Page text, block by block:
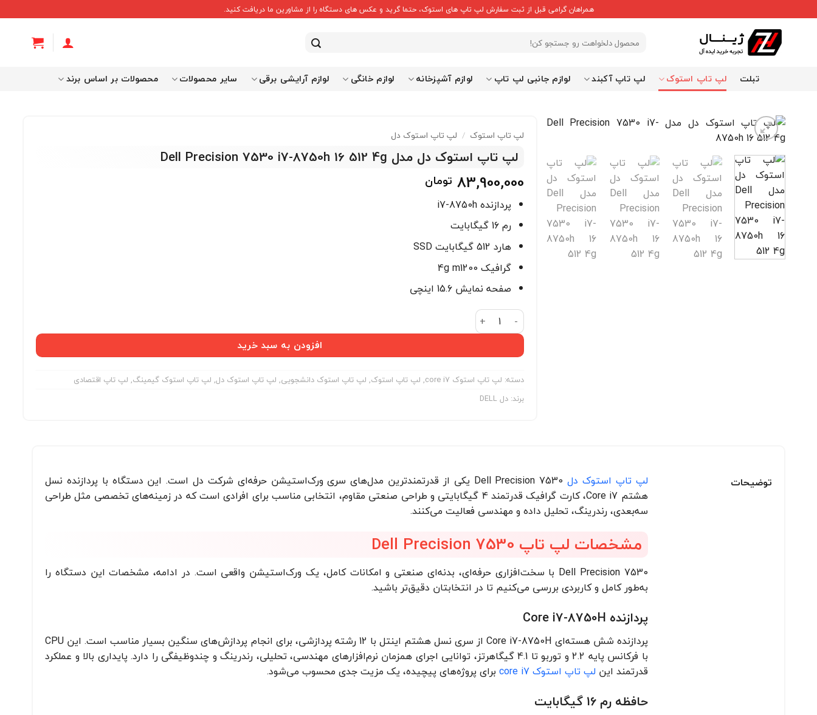
to
همراهان گرامی قبل از ثبت سفارش لپ تاپ های استوک، حتما گرید و عکس های دستگاه را از مشاورین ما دریافت کنید.
برای:
تبلت لپ تاپ استوک لپ تاپ آکبند لوازم جانبی لپ تاپ لوازم آشپزخانه لوازم خانگی لوازم آرایشی برقی سایر محصولات محصولات بر اساس برند
لپ تاپ استوک / لپ تاپ استوک دل
لپ تاپ استوک دل مدل Dell Precision 7530 i7-8750h 16 512 4g
83,900,000 تومان
پردازنده i7-8750h
رم 16 گیگابایت
هارد 512 گیگابایت SSD
گرافیک 4g m1200
صفحه نمایش 15.6 اینچی
لپ تاپ استوک دل مدل Dell Precision 7530 i7-8750h 16 512 4g عدد
افزودن به سبد خرید
دسته: لپ تاپ استوک core i7 , لپ تاپ استوک, لپ تاپ استوک دانشجویی, لپ تاپ استوک دل, لپ تاپ استوک گیمینگ, لپ تاپ اقتصادی
برند:دل DELL
توضیحات لپ تاپ استوک دل
Dell Precision 7530 یکی از قدرتمندترین مدل‌های سری ورک‌استیشن حرفه‌ای شرکت دل است. این دستگاه با پردازنده نسل
هشتم Core i7، کارت گرافیک قدرتمند 4 گیگابایتی و طراحی صنعتی مقاوم، انتخابی مناسب برای افرادی است که در زمینه‌های تخصصی مثل طراحی
سه‌بعدی، رندرینگ، تحلیل داده و مهندسی فعالیت می‌کنند.
مشخصات لپ تاپ Dell Precision 7530
Dell Precision 7530 با سخت‌افزاری حرفه‌ای، بدنه‌ای صنعتی و امکانات کامل، یک ورک‌استیشن واقعی است. در ادامه، مشخصات این دستگاه را
به‌طور کامل و کاربردی بررسی می‌کنیم تا در انتخابتان دقیق‌تر باشید.
پردازنده Core i7-8750H
پردازنده شش هسته‌ای Core i7-8750H از سری نسل هشتم اینتل با 12 رشته پردازشی، برای انجام پردازش‌های سنگین بسیار مناسب است. این CPU
با فرکانس پایه 2.2 و توربو تا 4.1 گیگاهرتز، توانایی اجرای همزمان نرم‌افزارهای مهندسی، تحلیلی، رندرینگ و چندوظیفگی را دارد. پایداری بالا و عملکرد
قدرتمند این لپ تاپ استوک core i7 برای پروژه‌های پیچیده، یک مزیت جدی محسوب می‌شود.
حافظه رم 16 گیگابایت